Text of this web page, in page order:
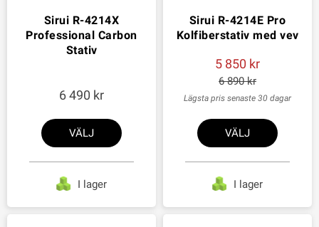
Sirui R-4214X
Professional Carbon
Stativ
6 490
VÄLJ
I lager
Sirui R-4214E Pro
Kolfiberstativ med vev
5 850
6 890
Lägsta pris senaste 30 dagar
VÄLJ
I lager